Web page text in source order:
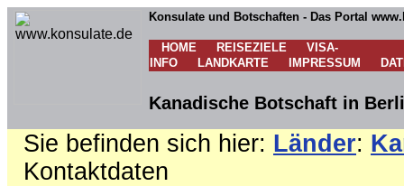
Konsulate und Botschaften - Das Portal
HOME REISEZIELE
VISA-
INFO
LANDKARTE IMPRESSUM
Kanadische Botschaft in
Sie befinden sich hier: Länder:
Kontaktdaten